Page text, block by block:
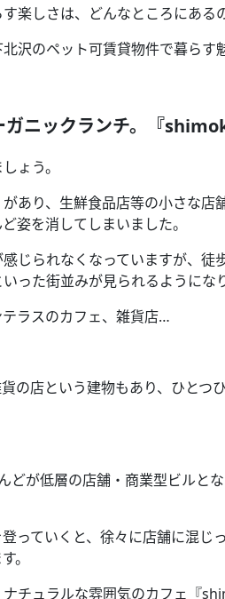
楽しさは、どんなところにある
沢のペット可賃貸物件で暮らす
ニックランチ。『
ょう。
あり、生鮮食品店等の小さな
姿を消してしまいました。
じられなくなっていますが、徒
った街並みが見られるようになり
ラスのカフェ、雑貨店…
の店という建物もあり、ひとつ
どが低層の店舗・商業型ビルと
っていくと、徐々に店舗に混じ
。
チュラルな雰囲気のカフェ『